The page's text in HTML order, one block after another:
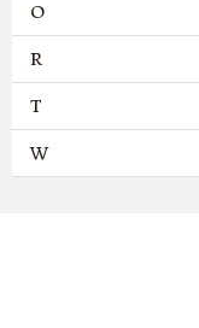
O
R
T
W